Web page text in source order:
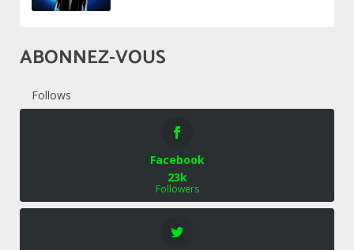
ABONNEZ-VOUS
Follows
Facebook
23k
Followers